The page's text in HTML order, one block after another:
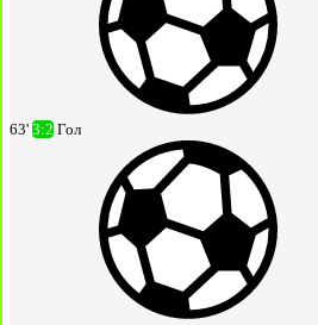
63' 3:2 Гол